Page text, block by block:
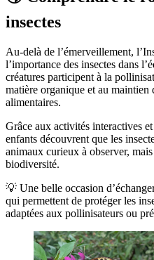
insectes
Au-delà de l’émerveillement,
l’importance des insectes dans
créatures participent à la
matière organique et au maintien
alimentaires.
Grâce aux activités interactives
enfants découvrent que les
animaux curieux à observer,
biodiversité.
💡 Une belle occasion
qui permettent de protéger les
adaptées aux pollinisateurs ou